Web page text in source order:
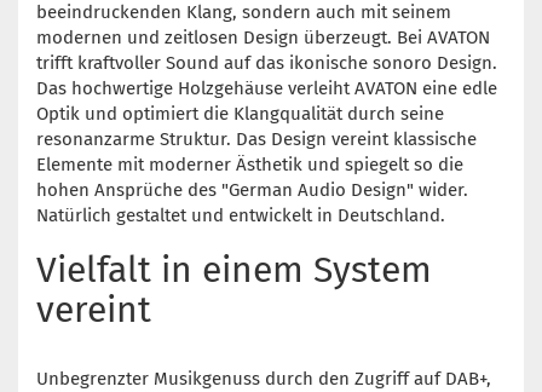
beeindruckenden Klang, sondern auch mit seinem
modernen und zeitlosen Design überzeugt. Bei AVATON
trifft kraftvoller Sound auf das ikonische sonoro Design.
Das hochwertige Holzgehäuse verleiht AVATON eine edle
Optik und optimiert die Klangqualität durch seine
resonanzarme Struktur. Das Design vereint klassische
Elemente mit moderner Ästhetik und spiegelt so die
hohen Ansprüche des "German Audio Design" wider.
Natürlich gestaltet und entwickelt in Deutschland.
Vielfalt in einem System
vereint
Unbegrenzter Musikgenuss durch den Zugriff auf DAB+,